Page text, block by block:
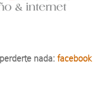
nada: facebook